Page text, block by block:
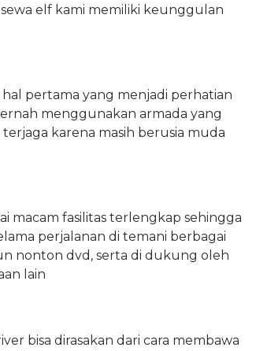
elf kami memiliki keunggulan
pertama yang menjadi perhatian
menggunakan armada yang
karena masih berusia muda
macam fasilitas terlengkap sehingga
perjalanan di temani berbagai
nonton dvd, serta di dukung oleh
lain
bisa dirasakan dari cara membawa